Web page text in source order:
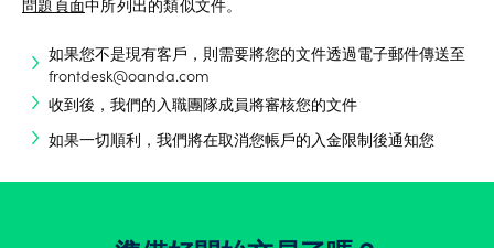
問題頁面中所列出的類似文件。
如果您不是現有客戶，則需要將您的文件透過電子郵件傳送至
frontdesk@oanda.com
收到後，我們的入職團隊成員將審核您的文件
如果一切順利，我們將在取消您帳戶的入金限制後通知您